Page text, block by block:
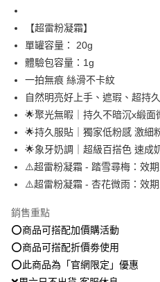
成交易。
3.實際核准額度、可分期數及費用金
4.訂單成立30分鐘內，如未前往確認
消。如遇「轉專審核」未通過狀況，表
法說明評估內容。
1.分期款項不併入電信帳單，「大哥付
醒簡訊。
2.透過簡訊連結打開帳單後，可選擇
帳／街口支付／iPASS MONEY」等通
【注意事項】
1.本服務係由「台灣大哥大股份有限
用戶於交易時，得透過本服務購買商
買賣價金債權讓與本公司後，依約使
資料（包含姓名、電話或地址）提供予
3.完整用戶服務條款，請詳閱以下連結：
AFTEE先享後付是「在收到商品之後
便利好安心！
１．簡單：不需註冊會員、不需綁卡、
２．便利：只要手機號碼，簡訊認證，
３．安心：先確認商品／服務後，再付
【「AFTEE先享後付」結帳流程】
１．於結帳方式選擇「AFTEE先享後
結帳頁面，進行簡訊認證並確認金額後
２．訂單成立數日內，您將收到繳費通
ATM／網路銀行／等多元方式進行付款
※ 請注意：結帳手續完成當下不需立
購買商品的店家。未經商家同意取消
後付繳納相關費用。
是否繳費成功／繳費後需取消欲退款等
客戶支援中心」https://
【注意事項】
１．透過由恩沛科技股份有限公司提
易，需依本服務之必要範圍內提供個人
ATM付款
運送方式
全家就是你家取貨付款
付款後全家取貨
每筆NT$80，滿NT$1,500(含以上)
每筆NT$80，滿NT$1,500(含以上)
點最多小7取貨付款
每筆NT$80，滿NT$1,500(含以上)
【超雷粉凝霜】
單罐容量： 20g
體驗包容量：1g
一拍無痕 絲滑不卡紋
自然明亮好上手、遮瑕、超持久
🌟聚光無暇｜持久不暗沉x緞面
🌟持久服貼｜獨家低粉感 激細
🌟象牙奶調｜超級百搭色 速成
⚠️超雷粉凝霜 - 踏雪尋梅：效
⚠️超雷粉凝霜 - 杏花微雨：效
銷售重點
⭕️商品可搭配加價購活動
⭕️商品可搭配折價劵使用
⭕️此商品為「官網限定」優惠